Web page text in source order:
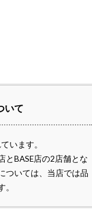
いて
います。
とBASE店の2店舗とな
ついては、当店では品